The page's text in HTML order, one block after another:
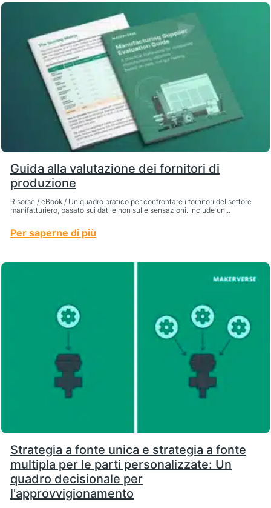
Guida alla valutazione dei fornitori di
produzione
Risorse / eBook / Un quadro pratico per confrontare i fornitori del settore
manifatturiero, basato sui dati e non sulle sensazioni. Include un...
Per saperne di più
Strategia a fonte unica e strategia a fonte
multipla per le parti personalizzate: Un
quadro decisionale per
l'approvvigionamento